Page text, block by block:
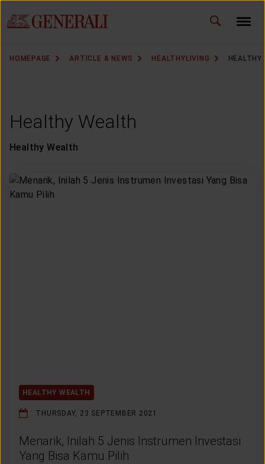
HOMEPAGE ARTICLE & NEWS HEALTHYLIVING HEALTHY
Healthy Wealth
Healthy Wealth
HEALTHY WEALTH
THURSDAY, 23 SEPTEMBER 2021
Menarik, Inilah 5 Jenis Instrumen Investasi
Yang Bisa Kamu Pilih
CHANGE LANGUAGE ID EN
EVENTS